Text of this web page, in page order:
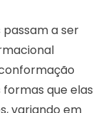
a ser
que elas